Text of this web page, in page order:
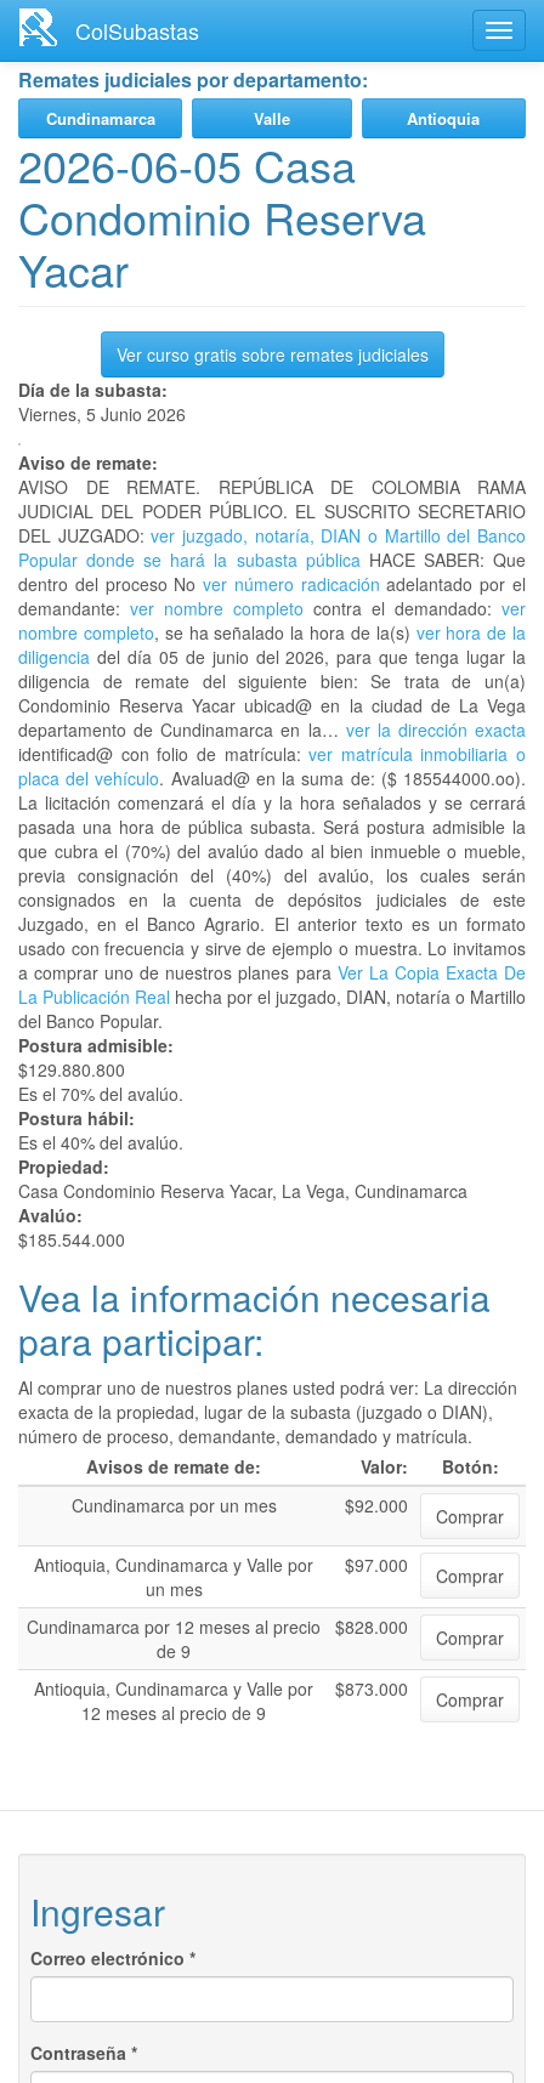
contenido
principal
ColSubastas
Remates judiciales por departamento:
Cundinamarca Valle Antioquia
2026-06-05 Casa
Condominio Reserva
Yacar
Ver curso gratis sobre remates judiciales
Día de la subasta:
Viernes, 5 Junio 2026
Aviso de remate:
AVISO DE REMATE. REPÚBLICA DE COLOMBIA RAMA
JUDICIAL DEL PODER PÚBLICO. EL SUSCRITO SECRETARIO
DEL JUZGADO: ver juzgado, notaría, DIAN o Martillo del Banco
Popular donde se hará la subasta públicaHACE SABER: Que
dentro del proceso Nover número radicación adelantado por el
demandante: ver nombre completo contra el demandado: ver
nombre completo, se ha señalado la hora de la(s) ver hora de la
diligencia del día 05 de junio del 2026, para que tenga lugar la
diligencia de remate del siguiente bien: Se trata de un(a)
Condominio Reserva Yacar ubicad@ en la ciudad de La Vega
departamento de Cundinamarca en la… ver la dirección exacta
identificad@ con folio de matrícula:ver matrícula inmobiliaria o
placa del vehículo. Avaluad@ en la suma de: ($ 185544000.oo).
La licitación comenzará el día y la hora señalados y se cerrará
pasada una hora de pública subasta. Será postura admisible la
que cubra el (70%) del avalúo dado al bien inmueble o mueble,
previa consignación del (40%) del avalúo, los cuales serán
consignados en la cuenta de depósitos judiciales de este
Juzgado, en el Banco Agrario. El anterior texto es un formato
usado con frecuencia y sirve de ejemplo o muestra. Lo invitamos
a comprar uno de nuestros planes para Ver La Copia Exacta De
La Publicación Real hecha por el juzgado, DIAN, notaría o Martillo
del Banco Popular.
Postura admisible:
$129.880.800
Es el 70% del avalúo.
Postura hábil:
Es el 40% del avalúo.
Propiedad:
Casa Condominio Reserva Yacar, La Vega, Cundinamarca
Avalúo:
$185.544.000
Vea la información necesaria
para participar:
Al comprar uno de nuestros planes usted podrá ver: La dirección
exacta de la propiedad, lugar de la subasta (juzgado o DIAN),
número de proceso, demandante, demandado y matrícula.
Avisos de remate de:
Valor:
Botón:
Cundinamarca por un mes
$92.000
Comprar
Antioquia, Cundinamarca y Valle por
un mes
$97.000 Comprar
Cundinamarca por 12 meses al precio
de 9
$828.000 Comprar
Antioquia, Cundinamarca y Valle por
12 meses al precio de 9
$873.000 Comprar
Ingresar
Correo electrónico *
Contraseña *